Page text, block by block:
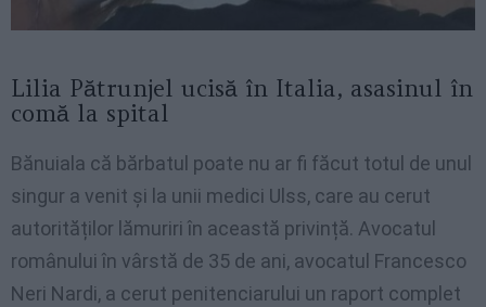
Lilia Pătrunjel ucisă în Italia, asasinul în
comă la spital
Bănuiala că bărbatul poate nu ar fi făcut totul de unul
singur a venit și la unii medici Ulss, care au cerut
autorităților lămuriri în această privință. Avocatul
românului în vârstă de 35 de ani, avocatul Francesco
Neri Nardi, a cerut penitenciarului un raport complet